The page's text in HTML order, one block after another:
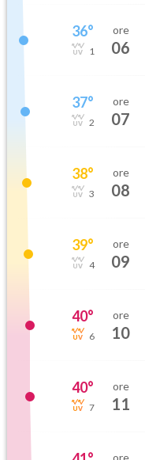
36°
1
ore
06
37°
2
ore
07
38°
3
ore
08
39°
4
ore
09
40°
6
ore
10
40°
7
ore
11
ore